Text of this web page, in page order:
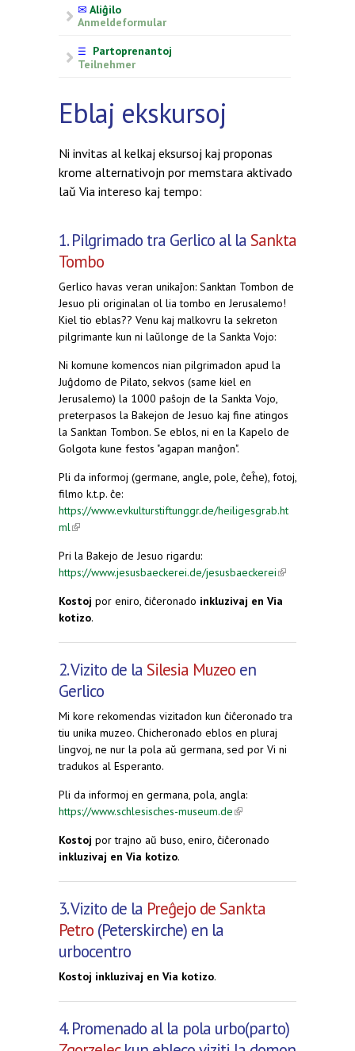
✉ Aliĝilo
Anmeldeformular
☰
Partoprenantoj
Teilnehmer
Eblaj ekskursoj
Ni invitas al kelkaj eksursoj kaj proponas
krome alternativojn por memstara aktivado
laŭ Via intereso kaj tempo:
1. Pilgrimado tra Gerlico al laSankta
Tombo
Gerlico havas veran unikaĵon: Sanktan Tombon de
Jesuo pli originalan ol lia tombo en Jerusalemo!
Kiel tio eblas?? Venu kaj malkovru la sekreton
pilgrimante kun ni laŭlonge de la Sankta Vojo:
Ni komune komencos nian pilgrimadon apud la
Juĝdomo de Pilato, sekvos (same kiel en
Jerusalemo) la 1000 paŝojn de la Sankta Vojo,
preterpasos la Bakejon de Jesuo kaj fine atingos
la Sanktan Tombon. Se eblos, ni en la Kapelo de
Golgota kune festos "agapan manĝon".
Pli da informoj (germane, angle, pole, ĉeĥe), fotoj,
filmo k.t.p. ĉe:
https://www.evkulturstiftunggr.de/heiligesgrab.ht
ml(link is external)
Pri la Bakejo de Jesuo rigardu:
https://www.jesusbaeckerei.de/jesusbaeckerei(link is
Kostoj por eniro, ĉiĉeronado inkluzivaj en Via
kotizo.
2. Vizito de laSilesia Muzeo en
Gerlico
Mi kore rekomendas vizitadon kun ĉiĉeronado tra
tiu unika muzeo. Chicheronado eblos en pluraj
lingvoj, ne nur la pola aŭ germana, sed por Vi ni
tradukos al Esperanto.
Pli da informoj en germana, pola, angla:
https://www.schlesisches-museum.de(link is
Kostoj por trajno aŭ buso, eniro, ĉiĉeronado
inkluzivaj en Via kotizo.
3. Vizito de la Preĝejo de Sankta
Petro (Peterskirche) en la
urbocentro
Kostoj inkluzivaj en Via kotizo.
4. Promenado al la pola urbo(parto)